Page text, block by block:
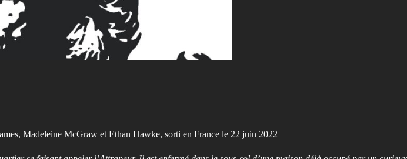
Madeleine McGraw et Ethan Hawke, sorti en France le 22 juin 2022